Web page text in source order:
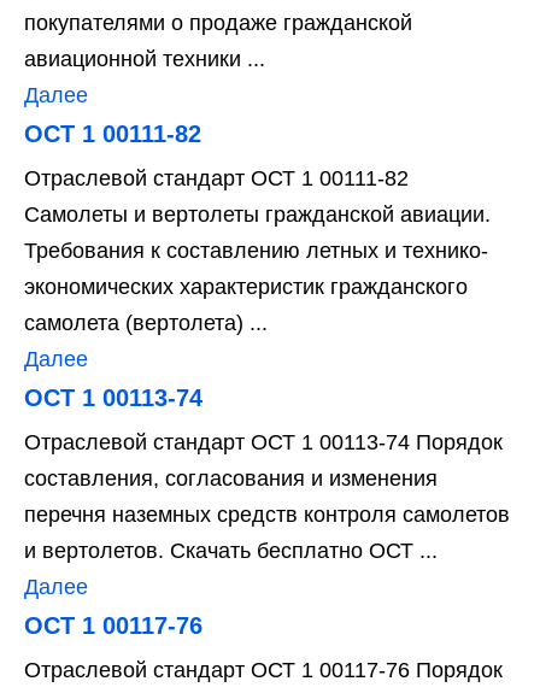
покупателями о продаже гражданской
авиационной техники ...
Далее
ОСТ 1 00111-82
Отраслевой стандарт ОСТ 1 00111-82
Самолеты и вертолеты гражданской авиации.
Требования к составлению летных и технико-
экономических характеристик гражданского
самолета (вертолета) ...
Далее
ОСТ 1 00113-74
Отраслевой стандарт ОСТ 1 00113-74 Порядок
составления, согласования и изменения
перечня наземных средств контроля самолетов
и вертолетов. Скачать бесплатно ОСТ ...
Далее
ОСТ 1 00117-76
Отраслевой стандарт ОСТ 1 00117-76 Порядок